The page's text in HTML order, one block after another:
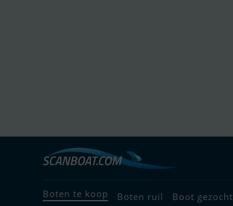
Boten te koop Boten ruil Boot gezocht